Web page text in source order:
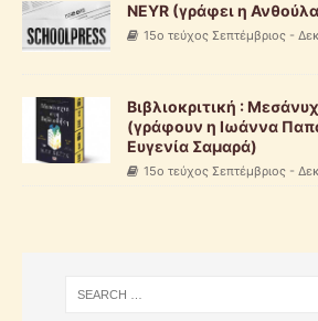
ΝΕΥR (γράφει η
15ο τεύχος Σεπτέμβριος -
Βιβλιοκριτική :
(γράφουν η Ιωάννα
Ευγενία Σαμαρά)
15ο τεύχος Σεπτέμβριος -